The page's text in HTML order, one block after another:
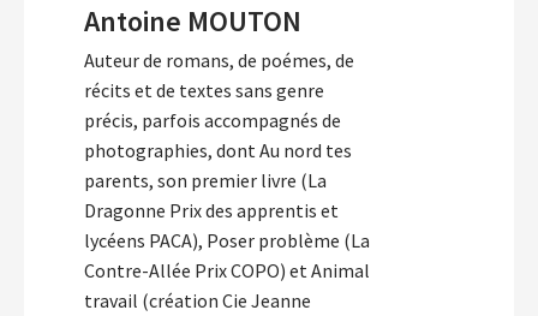
Antoine MOUTON
Auteur de romans, de poémes, de
récits et de textes sans genre
précis, parfois accompagnés de
photographies, dont Au nord tes
parents, son premier livre (La
Dragonne Prix des apprentis et
lycéens PACA), Poser problème (La
Contre-Allée Prix COPO) et Animal
travail (création Cie Jeanne